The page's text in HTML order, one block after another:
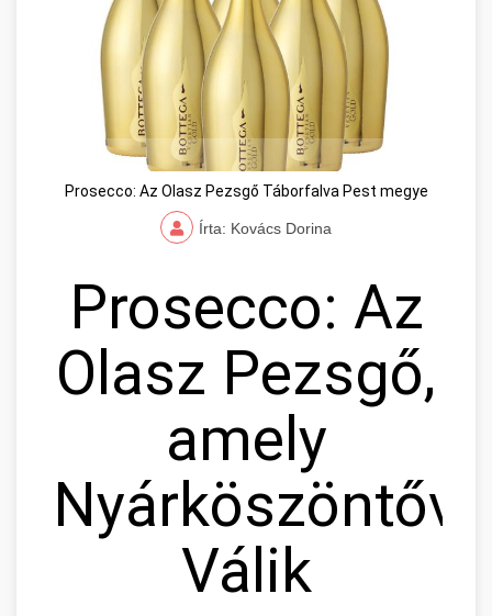
Prosecco: Az Olasz Pezsgő Táborfalva Pest megye
Írta: Kovács Dorina
Prosecco: Az
Olasz Pezsgő,
amely
Nyárköszöntővé
Válik